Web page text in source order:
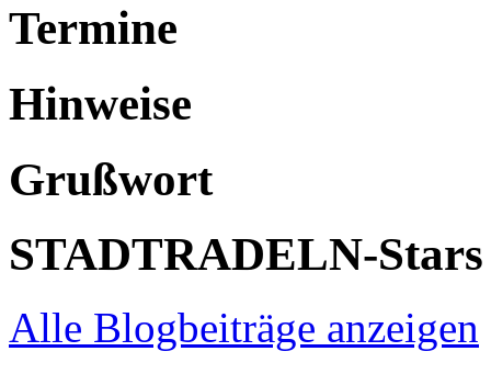
Termine
Hinweise
Grußwort
STADTRADELN-Stars
Alle Blogbeiträge anzeigen